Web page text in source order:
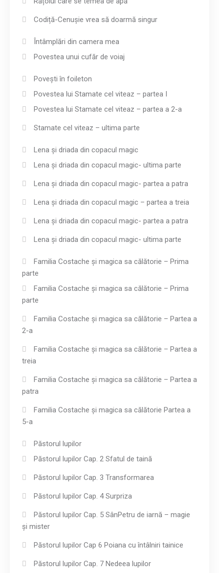
Codiță-Cenușie vrea să doarmă singur
Întâmplări din camera mea
Povestea unui cufăr de voiaj
Povești în foileton
Povestea lui Stamate cel viteaz – partea I
Povestea lui Stamate cel viteaz – partea a 2-a
Stamate cel viteaz – ultima parte
Lena și driada din copacul magic
Lena și driada din copacul magic- ultima parte
Lena și driada din copacul magic- partea a patra
Lena și driada din copacul magic – partea a treia
Lena și driada din copacul magic- partea a patra
Lena și driada din copacul magic- ultima parte
Familia Costache și magica sa călătorie – Prima
parte
Familia Costache și magica sa călătorie – Prima
parte
Familia Costache și magica sa călătorie – Partea a
2-a
Familia Costache și magica sa călătorie – Partea a
treia
Familia Costache și magica sa călătorie – Partea a
patra
Familia Costache și magica sa călătorie Partea a
5-a
Păstorul lupilor
Păstorul lupilor Cap. 2 Sfatul de taină
Păstorul lupilor Cap. 3 Transformarea
Păstorul lupilor Cap. 4 Surpriza
Păstorul lupilor Cap. 5 SânPetru de iarnă – magie
și mister
Păstorul lupilor Cap 6 Poiana cu întâlniri tainice
Păstorul lupilor Cap. 7 Nedeea lupilor